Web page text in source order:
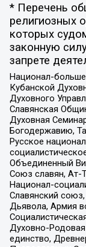
* Перечень
религиозных
которых
законную
запрете
Национал-
Кубанской
Духовного
Славянская
Духовная
Богодержавию,
Русское
Объединенный
Союз славян, Ат-
Национал-
Славянский
Дьявола, Армия
Духовно-
единство,